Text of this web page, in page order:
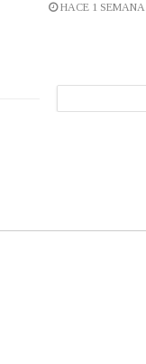
HACE 1 SEMANA